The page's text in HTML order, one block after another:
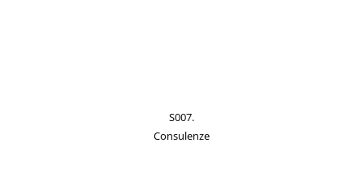
S007.
Consulenze